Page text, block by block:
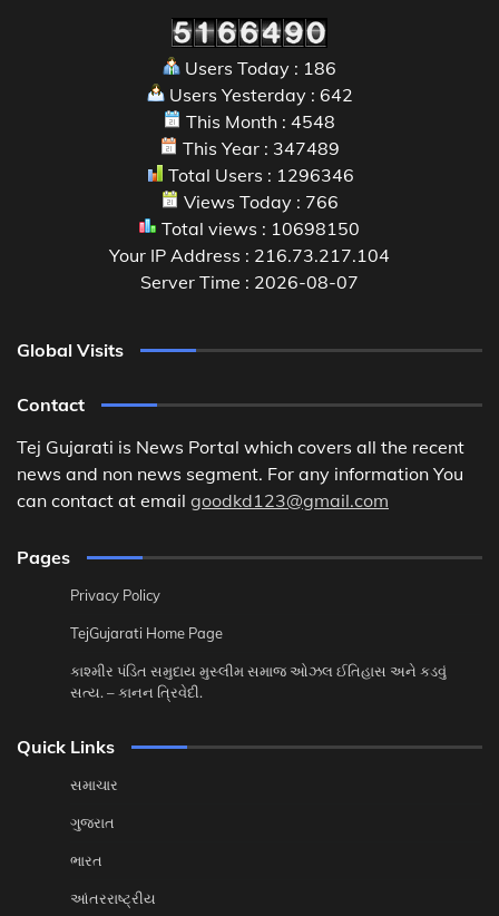
Users Today : 186
Users Yesterday : 642
This Month : 4548
This Year : 347489
Total Users : 1296346
Views Today : 766
Total views : 10698150
Your IP Address : 216.73.217.104
Server Time : 2026-08-07
Global Visits
Contact
Tej Gujarati is News Portal which covers all the recent
news and non news segment. For any information You
can contact at email goodkd123@gmail.com
Pages
Privacy Policy
TejGujarati Home Page
કાશ્મીર પંડિત સમુદાય મુસ્લીમ સમાજ ઓઝલ ઈતિહાસ અને કડવું
સત્ય. – કાનન ત્રિવેદી.
Quick Links
સમાચાર
ગુજરાત
ભારત
આંતરરાષ્ટ્રીય